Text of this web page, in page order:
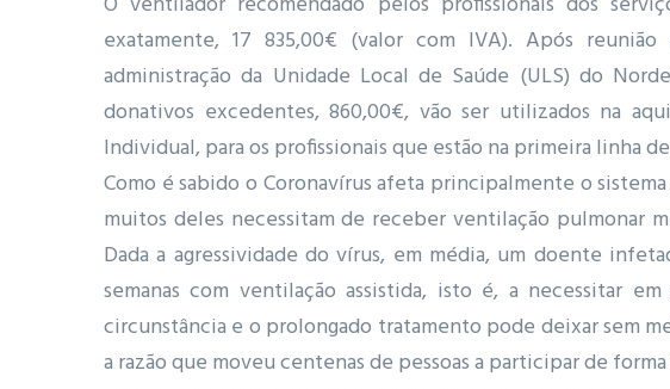
exatamente, 17 835,00€ (valor com IVA). Após
administração da Unidade Local de Saúde (ULS) do
donativos excedentes, 860,00€, vão ser utilizados na
Individual, para os profissionais que estão na primeira linha
Como é sabido o Coronavírus afeta principalmente o
muitos deles necessitam de receber ventilação pulmonar
Dada a agressividade do vírus, em média, um doente
semanas com ventilação assistida, isto é, a necessitar
circunstância e o prolongado tratamento pode deixar sem
a razão que moveu centenas de pessoas a participar de